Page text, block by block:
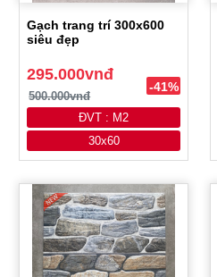
Gạch trang trí 300x600
siêu đẹp
295.000vnđ
500.000vnđ
-41%
ĐVT : M2
30x60